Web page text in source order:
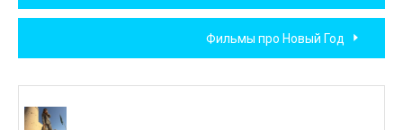
по
записям
Фильмы про Новый Год